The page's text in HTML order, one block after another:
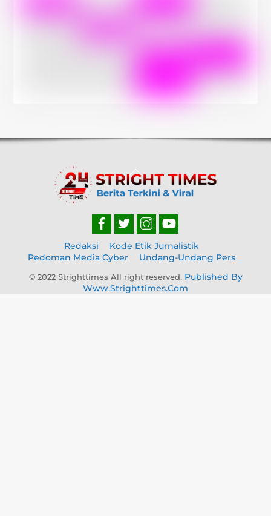
Back
To
Top
Redaksi
Kode Etik Jurnalistik
Pedoman Media Cyber
Undang-Undang Pers
© 2022 Strighttimes All right reserved. Published By
Www.strighttimes.com